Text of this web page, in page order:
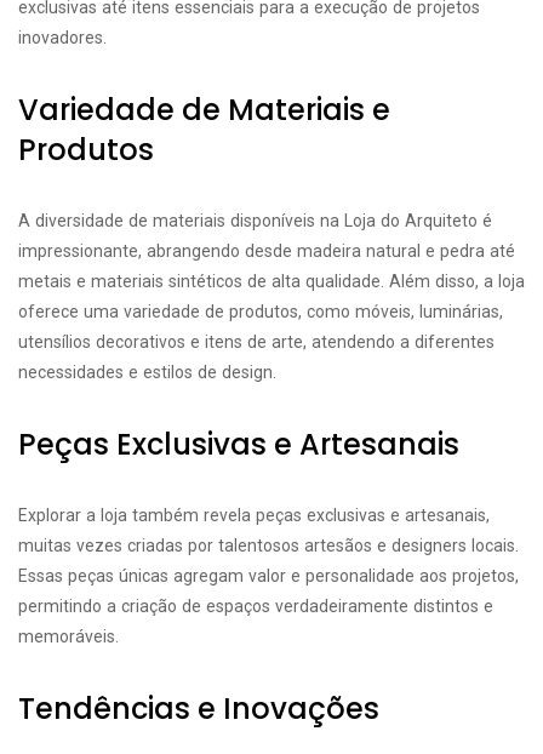
exclusivas até itens essenciais para a execução de projetos
inovadores.
Variedade de Materiais e
Produtos
A diversidade de materiais disponíveis na Loja do Arquiteto é
impressionante, abrangendo desde madeira natural e pedra até
metais e materiais sintéticos de alta qualidade. Além disso, a loja
oferece uma variedade de produtos, como móveis, luminárias,
utensílios decorativos e itens de arte, atendendo a diferentes
necessidades e estilos de design.
Peças Exclusivas e Artesanais
Explorar a loja também revela peças exclusivas e artesanais,
muitas vezes criadas por talentosos artesãos e designers locais.
Essas peças únicas agregam valor e personalidade aos projetos,
permitindo a criação de espaços verdadeiramente distintos e
memoráveis.
Tendências e Inovações